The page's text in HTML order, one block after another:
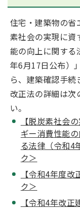
住宅・建築物の省
素社会の実現に資
能の向上に関す
年6月17日公布）
ら、建築確認手続
改正法の詳細は次
い。
【脱炭素社会
ギー消費性能
る法律（令和4
ク＞
【令和4年度
ク＞
【令和4年改